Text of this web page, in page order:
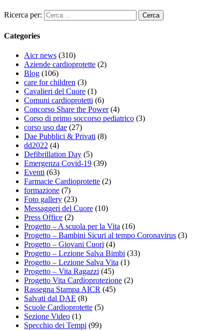
Ricerca per:
Categories
Aicr news (310)
Aziende cardioprotette (2)
Blog (106)
care for children (3)
Cavalieri del Cuore (1)
Comuni cardioprotetti (6)
Concorso Share the Power(4)
Corso di primo soccorso pediatrico (3)
corso uso dae (27)
Dae Pubblici & Privati (8)
dd2022 (4)
Defibrillation Day (5)
Emergenza Covid-19 (39)
Eventi (63)
Farmacie Cardioprotette (2)
formazione (7)
Foto gallery (23)
Messaggeri del Cuore (10)
Press Office (2)
Progetto – A scuola per la Vita (16)
Progetto – Bambini Sicuri al tempo Coronavirus (3)
Progetto – Giovani Cuori (4)
Progetto – Lezione Salva Bimbi (33)
Progetto – Lezione Salva Vita (1)
Progetto – Vita Ragazzi (45)
Progetto Vita Cardioprotezione (2)
Rassegna Stampa AICR (45)
Salvati dal DAE (8)
Scuole Cardioprotette (5)
Sezione Video (1)
Specchio dei Tempi (99)